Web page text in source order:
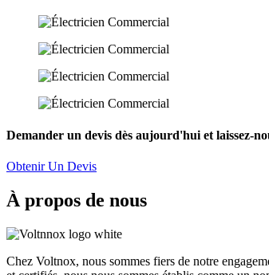
Demander un devis dès aujourd'hui et laissez-
Obtenir Un Devis
À propos de nous
Chez Voltnox, nous sommes fiers de notre